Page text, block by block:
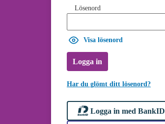
Lösenord
Visa lösenord
Logga in
Har du glömt ditt lösenord?
Logga in med BankID